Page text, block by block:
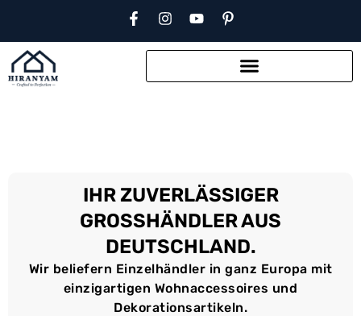
IHR ZUVERLÄSSIGER
GROSSHÄNDLER AUS D
EUTSCHLAND.
Wir beliefern Einzelhändler in ganz Europa mit
einzigartigen Wohnaccessoires und
Dekorationsartikeln.